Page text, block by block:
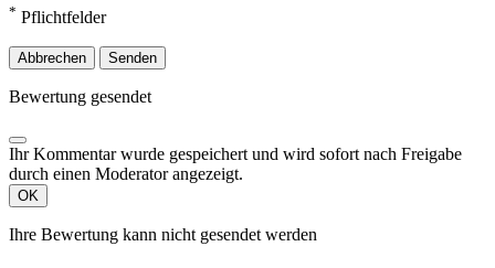
* Pflichtfelder
Abbrechen Senden
Bewertung gesendet
Ihr Kommentar wurde gespeichert und wird sofort nach Freigabe
durch einen Moderator angezeigt.
OK
Ihre Bewertung kann nicht gesendet werden